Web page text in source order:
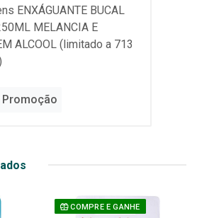
ENXÁGUANTE BUCAL
MELANCIA E
ALCOOL (limitado a 713
COMPRE E GANHE